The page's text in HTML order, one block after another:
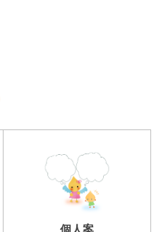
個人案